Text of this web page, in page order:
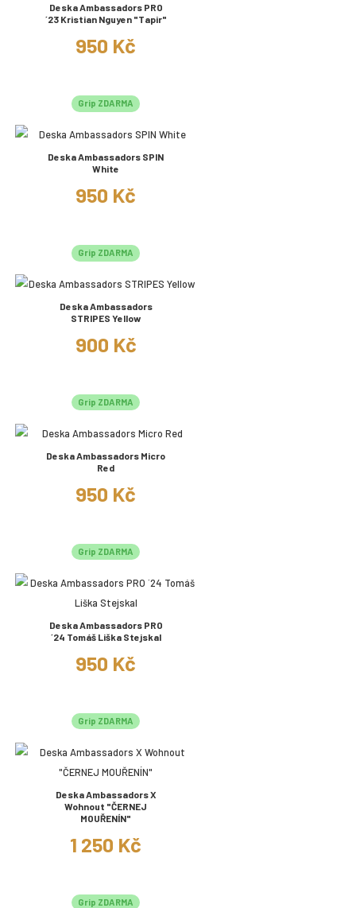
Deska Ambassadors PRO
´23 Kristian Nguyen "Tapir"
950 Kč
Grip ZDARMA
Deska Ambassadors SPIN
White
950 Kč
Grip ZDARMA
Deska Ambassadors
STRIPES Yellow
900 Kč
Grip ZDARMA
Deska Ambassadors Micro
Red
950 Kč
Grip ZDARMA
Deska Ambassadors PRO
´24 Tomáš Liška Stejskal
950 Kč
Grip ZDARMA
Deska Ambassadors X
Wohnout "ČERNEJ
MOUŘENÍN"
1 250 Kč
Grip ZDARMA